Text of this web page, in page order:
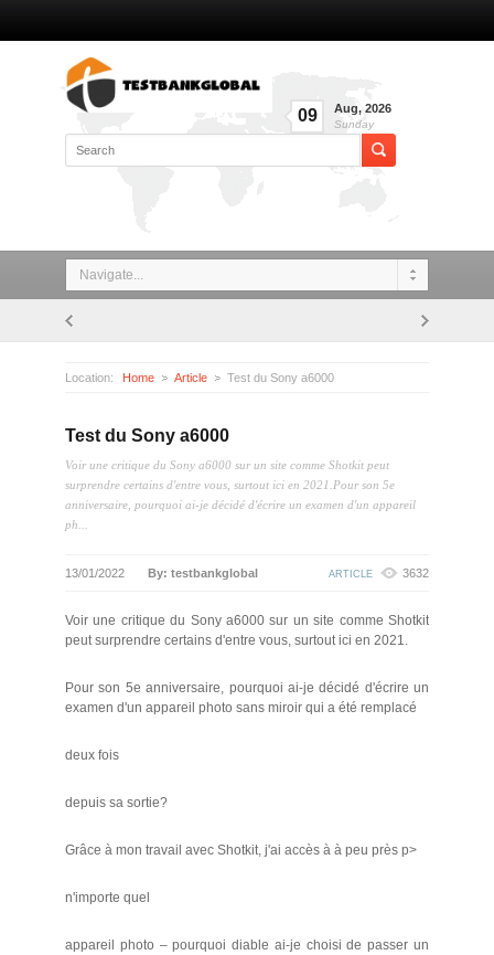
09 Aug, 2026
Sunday
Navigate...
Location: Home Article Test du Sony a6000
Test du Sony a6000
Voir une critique du Sony a6000 sur un site comme Shotkit peut
surprendre certains d'entre vous, surtout ici en 2021.Pour son 5e
anniversaire, pourquoi ai-je décidé d'écrire un examen d'un appareil
ph...
13/01/2022 By: testbankglobal ARTICLE 3632
Voir une critique du Sony a6000 sur un site comme Shotkit
peut surprendre certains d'entre vous, surtout ici en 2021.
Pour son 5e anniversaire, pourquoi ai-je décidé d'écrire un
examen d'un appareil photo sans miroir qui a été remplacé
deux fois
depuis sa sortie?
Grâce à mon travail avec Shotkit, j'ai accès à à peu près p>
n'importe quel
appareil photo – pourquoi diable ai-je choisi de passer un